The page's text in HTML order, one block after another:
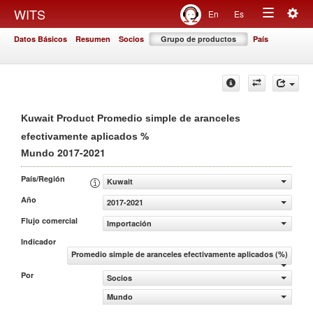
WITS En Es
Toggle
Datos Básicos Resumen Socios Grupo de productos País
Kuwait Product Promedio simple de aranceles
efectivamente aplicados %
Mundo 2017-2021
País/Región
Kuwait
Año
2017-2021
Flujo comercial
Importación
Indicador
Promedio simple de aranceles efectivamente aplicados (%)
Por
Socios
Mundo